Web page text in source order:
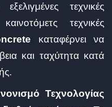
τεχνικές
τεχνικές
καταφέρνει να
και ταχύτητα κατά
Τεχνολογίας